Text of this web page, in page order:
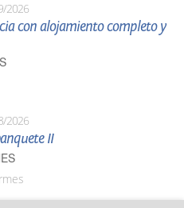
2026
con alojamiento completo y
2026
II